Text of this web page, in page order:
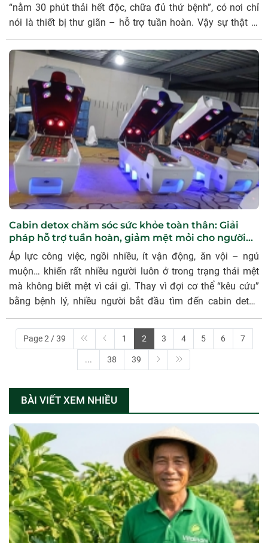
“nằm 30 phút thải hết độc, chữa đủ thứ bệnh”, có nơi chỉ
nói là thiết bị thư giãn – hỗ trợ tuần hoàn. Vậy sự thật là
gì? Có nên sử dụng cabin thải độc không? Ai nên dùng, ai
cần thận trọng? Lợi ích thực tế là gì, đâu là hiểu lầm nguy
hiểm? Bài viết này giúp anh/chị nhìn tỉnh táo – rõ ràng, để
quyết định có nên dùng cabin thải độc hay không, dựa trên
lợi ích thật chứ không phải lời quảng cáo.
Cabin detox chăm sóc sức khỏe toàn thân: Giải
pháp hỗ trợ tuần hoàn, giảm mệt mỏi cho người
hiện đại
Áp lực công việc, ngồi nhiều, ít vận động, ăn vội – ngủ
muộn… khiến rất nhiều người luôn ở trong trạng thái mệt
mà không biết mệt vì cái gì. Thay vì đợi cơ thể “kêu cứu”
bằng bệnh lý, nhiều người bắt đầu tìm đến cabin detox
(cabin thải độc, cabin sinh học) như một liệu trình thư giãn
– hỗ trợ tuần hoàn – giảm mệt mỏi toàn thân. Bài viết này
giúp anh/chị hiểu rõ: Cabin detox chăm sóc sức khỏe toàn
tỉnh táo – không ảo tưởng.
Page 2 / 39 1 2 3 4 5 6 7
... 38 39
BÀI VIẾT XEM NHIỀU